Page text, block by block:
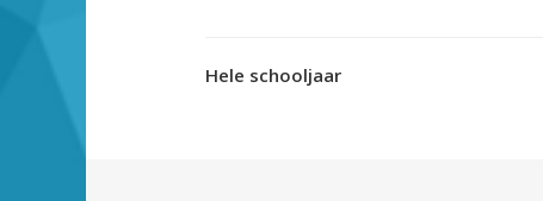
Hele schooljaar